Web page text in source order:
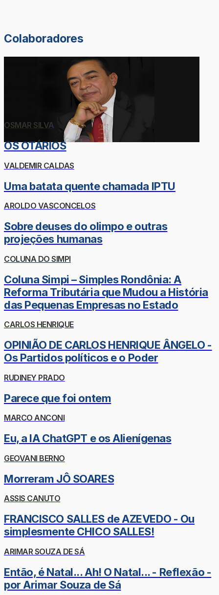
Colaboradores
OSMAR SILVA
OS OTÁRIOS
VALDEMIR CALDAS
Uma batata quente chamada IPTU
AROLDO VASCONCELOS
Sobre deuses do olimpo e outras
projeções humanas
COLUNA DO SIMPI
Coluna Simpi – Simples Rondônia: A
Reforma Tributária que Mudou a História
das Pequenas Empresas no Estado
CARLOS HENRIQUE
OPINIÃO DE CARLOS HENRIQUE ÂNGELO -
Os Partidos políticos e o Poder
RUDINEY PRADO
Parece que foi ontem
MARCO ANCONI
Eu, a IA ChatGPT e os Alienígenas
GEOVANI BERNO
Morreram JÔ SOARES
ASSIS CANUTO
FRANCISCO SALLES de AZEVEDO - Ou
simplesmente CHICO SALLES!
ARIMAR SOUZA DE SÁ
Então, é Natal... Ah! O Natal... - Reflexão -
por Arimar Souza de Sá